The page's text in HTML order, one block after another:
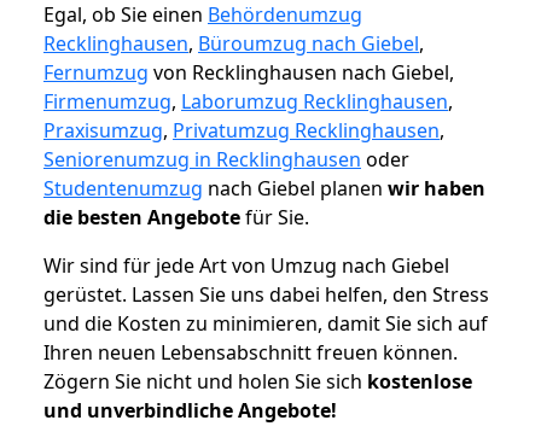
Egal, ob Sie einen Behördenumzug
Recklinghausen, Büroumzug nach Giebel,
Fernumzug von Recklinghausen nach Giebel,
Firmenumzug, Laborumzug Recklinghausen,
Praxisumzug, Privatumzug Recklinghausen,
Seniorenumzug in Recklinghausen oder
Studentenumzug nach Giebel planen wir haben
die besten Angebotefür Sie.
Wir sind für jede Art von Umzug nach Giebel
gerüstet. Lassen Sie uns dabei helfen, den Stress
und die Kosten zu minimieren, damit Sie sich auf
Ihren neuen Lebensabschnitt freuen können.
Zögern Sie nicht und holen Sie sich kostenlose
und unverbindliche Angebote!